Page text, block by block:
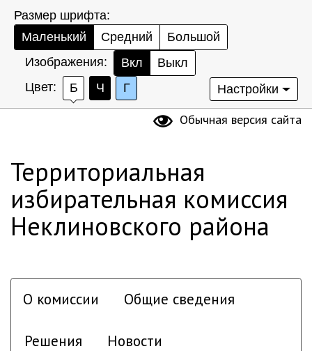
Размер шрифта:
Маленький
Средний
Большой
Изображения:
Вкл
Выкл
Цвет:
Б Ч Г Настройки
Обычная версия сайта
Территориальная
избирательная комиссия
Неклиновского района
О комиссии Общие сведения
Решения Новости